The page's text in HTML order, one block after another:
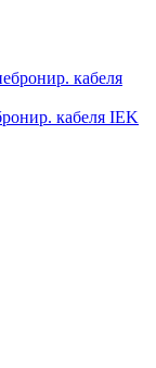
кабеля IEK